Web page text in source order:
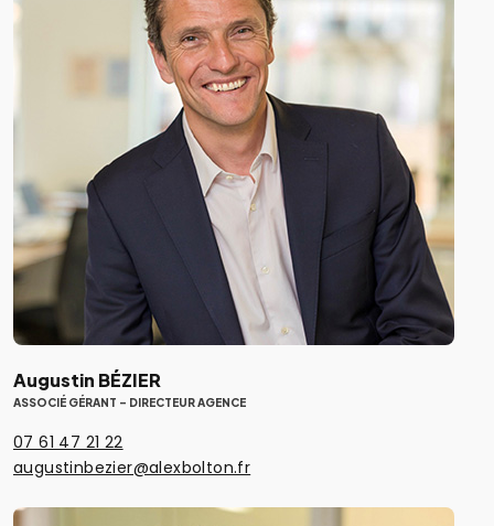
Augustin BÉZIER
ASSOCIÉ GÉRANT - DIRECTEUR AGENCE
07 61 47 21 22
augustinbezier@alexbolton.fr